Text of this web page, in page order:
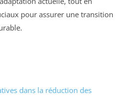
pour assurer une transition
dans la réduction des